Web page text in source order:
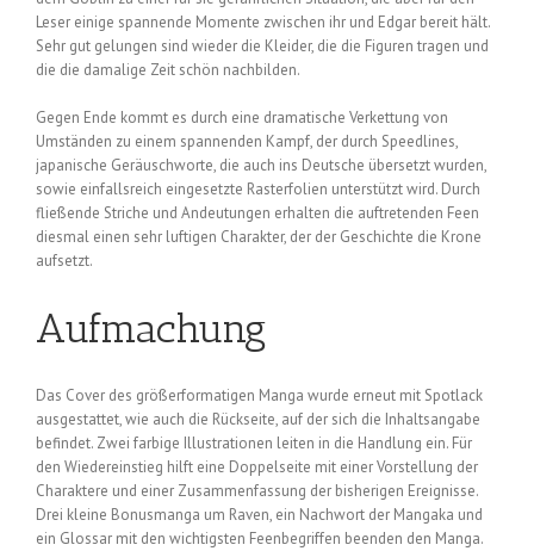
Leser einige spannende Momente zwischen ihr und Edgar bereit hält.
Sehr gut gelungen sind wieder die Kleider, die die Figuren tragen und
die die damalige Zeit schön nachbilden.
Gegen Ende kommt es durch eine dramatische Verkettung von
Umständen zu einem spannenden Kampf, der durch Speedlines,
japanische Geräuschworte, die auch ins Deutsche übersetzt wurden,
sowie einfallsreich eingesetzte Rasterfolien unterstützt wird. Durch
fließende Striche und Andeutungen erhalten die auftretenden Feen
diesmal einen sehr luftigen Charakter, der der Geschichte die Krone
aufsetzt.
Aufmachung
Das Cover des größerformatigen Manga wurde erneut mit Spotlack
ausgestattet, wie auch die Rückseite, auf der sich die Inhaltsangabe
befindet. Zwei farbige Illustrationen leiten in die Handlung ein. Für
den Wiedereinstieg hilft eine Doppelseite mit einer Vorstellung der
Charaktere und einer Zusammenfassung der bisherigen Ereignisse.
Drei kleine Bonusmanga um Raven, ein Nachwort der Mangaka und
ein Glossar mit den wichtigsten Feenbegriffen beenden den Manga.